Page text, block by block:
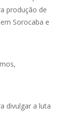
produção de
Sorocaba e
divulgar a luta